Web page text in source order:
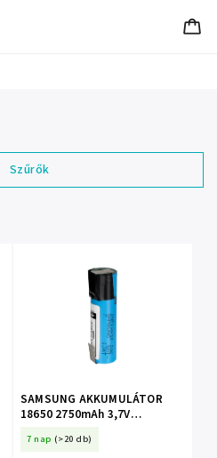
SAMSUNG AKKUMULÁTOR
18650 2750mAh 3,7V
7 nap (>20 db)